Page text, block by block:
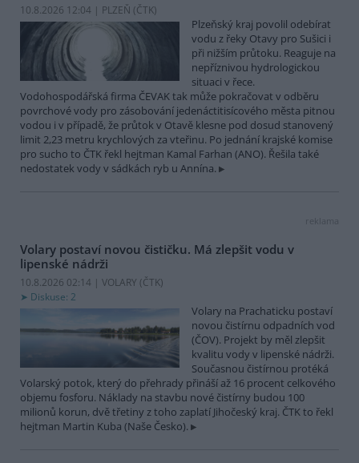
10.8.2026 12:04 | PLZEŇ (ČTK)
Plzeňský kraj povolil odebírat
vodu z řeky Otavy pro Sušici i
při nižším průtoku. Reaguje na
nepříznivou hydrologickou
situaci v řece.
Vodohospodářská firma ČEVAK tak může pokračovat v odběru
povrchové vody pro zásobování jedenáctitisícového města pitnou
vodou i v případě, že průtok v Otavě klesne pod dosud stanovený
limit 2,23 metru krychlových za vteřinu. Po jednání krajské komise
pro sucho to ČTK řekl hejtman Kamal Farhan (ANO). Řešila také
nedostatek vody v sádkách ryb u Annína.
reklama
Volary postaví novou čističku. Má zlepšit vodu v
lipenské nádrži
10.8.2026 02:14 | VOLARY (ČTK)
Diskuse: 2
Volary na Prachaticku postaví
novou čistírnu odpadních vod
(ČOV). Projekt by měl zlepšit
kvalitu vody v lipenské nádrži.
Současnou čistírnou protéká
Volarský potok, který do přehrady přináší až 16 procent celkového
objemu fosforu. Náklady na stavbu nové čistírny budou 100
milionů korun, dvě třetiny z toho zaplatí Jihočeský kraj. ČTK to řekl
hejtman Martin Kuba (Naše Česko).